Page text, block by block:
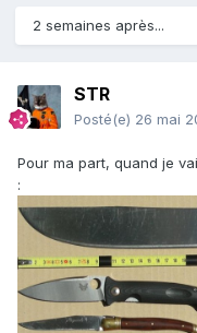
2 semaines après...
STR
Posté(e) 26 mai
Pour ma part, quand je
: